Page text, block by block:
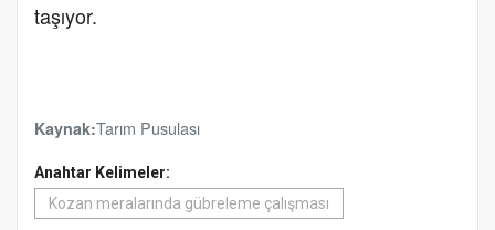
taşıyor.
Kaynak:Tarım Pusulası
Anahtar Kelimeler:
Kozan meralarında gübreleme çalışması